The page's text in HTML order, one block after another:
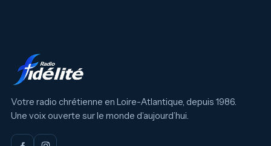
Votre radio chrétienne en Loire-Atlantique, depuis 1986.
Une voix ouverte sur le monde d’aujourd’hui.